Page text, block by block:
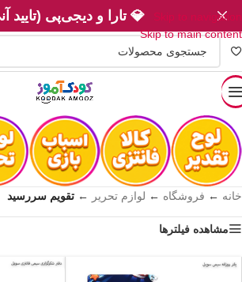
Skip to navigation
Skip to main content
💎 تارا و دیجی‌پی (تایید
خانه ← فروشگاه ← لوازم تحریر ← تقویم سررسید
مشاهده فیلترها